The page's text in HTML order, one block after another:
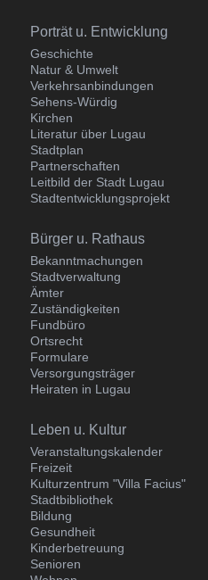
Navigation
überspringen
Porträt u. Entwicklung
Geschichte
Natur & Umwelt
Verkehrsanbindungen
Sehens-Würdig
Kirchen
Literatur über Lugau
Stadtplan
Partnerschaften
Leitbild der Stadt Lugau
Stadtentwicklungsprojekt
Navigation
überspringen
Bürger u. Rathaus
Bekanntmachungen
Stadtverwaltung
Ämter
Zuständigkeiten
Fundbüro
Ortsrecht
Formulare
Versorgungsträger
Heiraten in Lugau
Navigation
überspringen
Leben u. Kultur
Veranstaltungskalender
Freizeit
Kulturzentrum "Villa Facius"
Stadtbibliothek
Bildung
Gesundheit
Kinderbetreuung
Senioren